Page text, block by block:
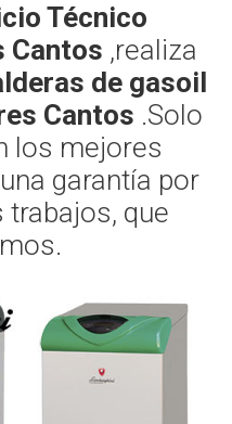
Técnico
Cantos ,realiza
de gasoil
Cantos .Solo
los mejores
garantía por
trabajos, que